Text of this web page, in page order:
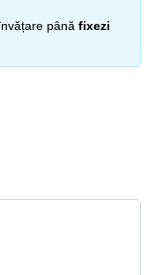
până fixezi